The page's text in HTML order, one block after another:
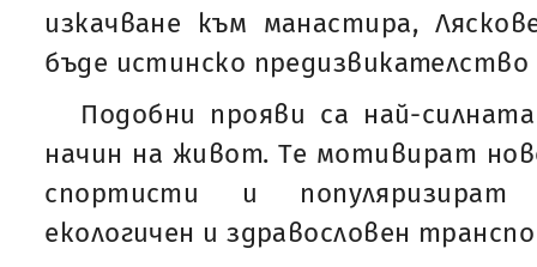
изкачване към манастира,
бъде истинско
Подобни прояви са най-
начин на живот. Те мотивират
спортисти и популяризират
екологичен и здравословен